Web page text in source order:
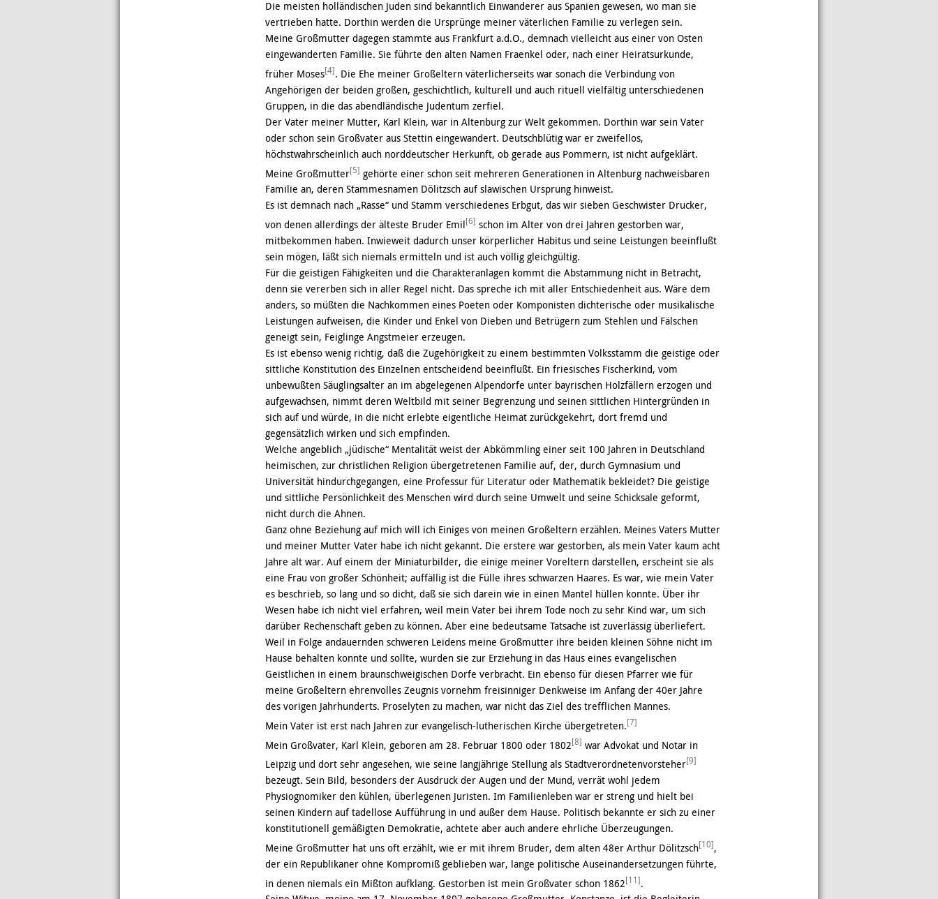
Die meisten holländischen Juden sind bekanntlich Einwanderer aus Spanien gewesen, wo man sie
vertrieben hatte. Dorthin werden die Ursprünge meiner väterlichen Familie zu verlegen sein.
Meine Großmutter dagegen stammte aus Frankfurt a.d.O., demnach vielleicht aus einer von Osten
eingewanderten Familie. Sie führte den alten Namen Fraenkel oder, nach einer Heiratsurkunde,
früher Moses[4]. Die Ehe meiner Großeltern väterlicherseits war sonach die Verbindung von
Angehörigen der beiden großen, geschichtlich, kulturell und auch rituell vielfältig unterschiedenen
Gruppen, in die das abendländische Judentum zerfiel.
Der Vater meiner Mutter, Karl Klein, war in Altenburg zur Welt gekommen. Dorthin war sein Vater
oder schon sein Großvater aus Stettin eingewandert. Deutschblütig war er zweifellos,
höchstwahrscheinlich auch norddeutscher Herkunft, ob gerade aus Pommern, ist nicht aufgeklärt.
Meine Großmutter[5] gehörte einer schon seit mehreren Generationen in Altenburg nachweisbaren
Familie an, deren Stammesnamen Dölitzsch auf slawischen Ursprung hinweist.
Es ist demnach nach „Rasse“ und Stamm verschiedenes Erbgut, das wir sieben Geschwister Drucker,
von denen allerdings der älteste Bruder Emil[6] schon im Alter von drei Jahren gestorben war,
mitbekommen haben. Inwieweit dadurch unser körperlicher Habitus und seine Leistungen beeinflußt
sein mögen, läßt sich niemals ermitteln und ist auch völlig gleichgültig.
Für die geistigen Fähigkeiten und die Charakteranlagen kommt die Abstammung nicht in Betracht,
denn sie vererben sich in aller Regel nicht. Das spreche ich mit aller Entschiedenheit aus. Wäre dem
anders, so müßten die Nachkommen eines Poeten oder Komponisten dichterische oder musikalische
Leistungen aufweisen, die Kinder und Enkel von Dieben und Betrügern zum Stehlen und Fälschen
geneigt sein, Feiglinge Angstmeier erzeugen.
Es ist ebenso wenig richtig, daß die Zugehörigkeit zu einem bestimmten Volksstamm die geistige oder
sittliche Konstitution des Einzelnen entscheidend beeinflußt. Ein friesisches Fischerkind, vom
unbewußten Säuglingsalter an im abgelegenen Alpendorfe unter bayrischen Holzfällern erzogen und
aufgewachsen, nimmt deren Weltbild mit seiner Begrenzung und seinen sittlichen Hintergründen in
sich auf und würde, in die nicht erlebte eigentliche Heimat zurückgekehrt, dort fremd und
gegensätzlich wirken und sich empfinden.
Welche angeblich „jüdische“ Mentalität weist der Abkömmling einer seit 100 Jahren in Deutschland
heimischen, zur christlichen Religion übergetretenen Familie auf, der, durch Gymnasium und
Universität hindurchgegangen, eine Professur für Literatur oder Mathematik bekleidet? Die geistige
und sittliche Persönlichkeit des Menschen wird durch seine Umwelt und seine Schicksale geformt,
nicht durch die Ahnen.
Ganz ohne Beziehung auf mich will ich Einiges von meinen Großeltern erzählen. Meines Vaters Mutter
und meiner Mutter Vater habe ich nicht gekannt. Die erstere war gestorben, als mein Vater kaum acht
Jahre alt war. Auf einem der Miniaturbilder, die einige meiner Voreltern darstellen, erscheint sie als
eine Frau von großer Schönheit; auffällig ist die Fülle ihres schwarzen Haares. Es war, wie mein Vater
es beschrieb, so lang und so dicht, daß sie sich darein wie in einen Mantel hüllen konnte. Über ihr
Wesen habe ich nicht viel erfahren, weil mein Vater bei ihrem Tode noch zu sehr Kind war, um sich
darüber Rechenschaft geben zu können. Aber eine bedeutsame Tatsache ist zuverlässig überliefert.
Weil in Folge andauernden schweren Leidens meine Großmutter ihre beiden kleinen Söhne nicht im
Hause behalten konnte und sollte, wurden sie zur Erziehung in das Haus eines evangelischen
Geistlichen in einem braunschweigischen Dorfe verbracht. Ein ebenso für diesen Pfarrer wie für
meine Großeltern ehrenvolles Zeugnis vornehm freisinniger Denkweise im Anfang der 40er Jahre
des vorigen Jahrhunderts. Proselyten zu machen, war nicht das Ziel des trefflichen Mannes.
Mein Vater ist erst nach Jahren zur evangelisch-lutherischen Kirche übergetreten.[7]
Mein Großvater, Karl Klein, geboren am 28. Februar 1800 oder 1802[8] war Advokat und Notar in
Leipzig und dort sehr angesehen, wie seine langjährige Stellung als Stadtverordnetenvorsteher[9]
bezeugt. Sein Bild, besonders der Ausdruck der Augen und der Mund, verrät wohl jedem
Physiognomiker den kühlen, überlegenen Juristen. Im Familienleben war er streng und hielt bei
seinen Kindern auf tadellose Aufführung in und außer dem Hause. Politisch bekannte er sich zu einer
konstitutionell gemäßigten Demokratie, achtete aber auch andere ehrliche Überzeugungen.
Meine Großmutter hat uns oft erzählt, wie er mit ihrem Bruder, dem alten 48er Arthur Dölitzsch[10],
der ein Republikaner ohne Kompromiß geblieben war, lange politische Auseinandersetzungen führte,
in denen niemals ein Mißton aufklang. Gestorben ist mein Großvater schon 1862[11].